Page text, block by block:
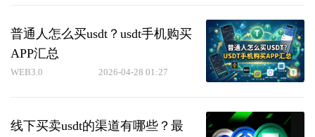
普通人怎么买usdt？usdt手机购买
APP汇总
WEB3.0 2026-04-28 01:27
线下买卖usdt的渠道有哪些？最